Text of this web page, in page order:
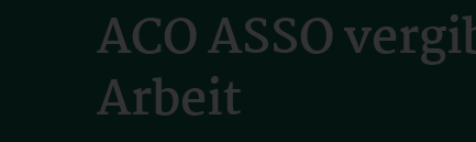
ACO ASSO
Arbeit